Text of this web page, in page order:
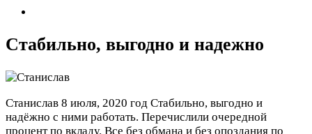
Стабильно, выгодно и надежно
Станислав 8 июля, 2020 год Стабильно, выгодно и
надёжно с ними работать. Перечислили очередной
процент по вкладу. Все без обмана и без опоздания по